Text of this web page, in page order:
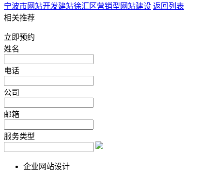
宁波市网站开发建站徐汇区营销型网站建设 返回列表
相关推荐
立即预约
姓名
电话
公司
邮箱
服务类型
企业网站设计